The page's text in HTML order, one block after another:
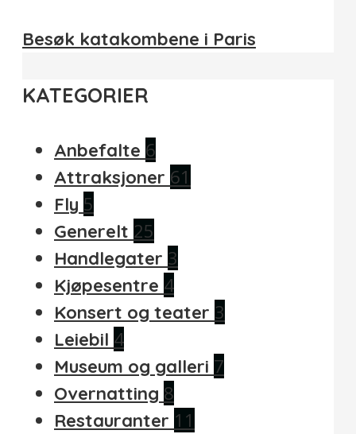
Besøk katakombene i Paris
KATEGORIER
Anbefalte 6
Attraksjoner 61
Fly 5
Generelt 25
Handlegater 3
Kjøpesentre 4
Konsert og teater 3
Leiebil 4
Museum og galleri 7
Overnatting 8
Restauranter 11